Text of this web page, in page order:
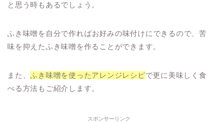
と思う時もあるでしょう。
ふき味噌 を自分で作ればお好みの味付けにできるので、苦
味を抑えたふき味噌を作ることができます。
また、ふき味噌を使ったアレンジレシピで更に美味しく食
べる方法もご紹介します。
スポンサーリンク